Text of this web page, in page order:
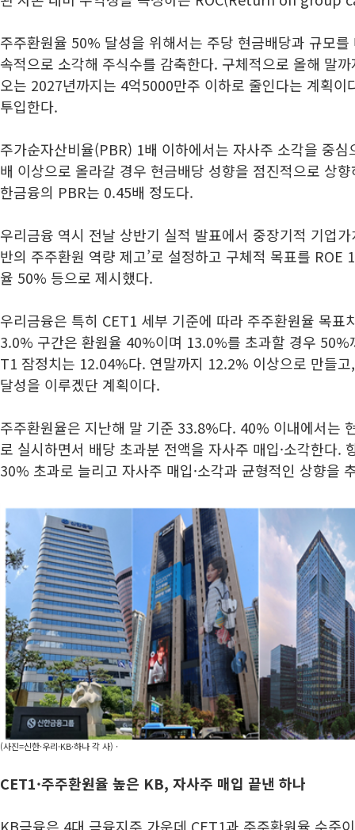
주주환원율 50% 달성을 위해서는 주당 현금배당과 규모
속적으로 소각해 주식수를 감축한다. 구체적으로 올해 말
오는 2027년까지는 4억5000만주 이하로 줄인다는 계획이
투입한다.
주가순자산비율(PBR) 1배 이하에서는 자사주 소각을 중
배 이상으로 올라갈 경우 현금배당 성향을 점진적으로 상
한금융의 PBR는 0.45배 정도다.
우리금융 역시 전날 상반기 실적 발표에서 중장기적 기업
반의 주주환원 역량 제고’로 설정하고 구체적 목표를
율 50% 등으로 제시했다.
우리금융은 특히 CET1 세부 기준에 따라 주주환원율 목
3.0% 구간은 환원율 40%이며 13.0%를 초과할 경우 50%
T1 잠정치는 12.04%다. 연말까지 12.2% 이상으로 만들
달성을 이루겠단 계획이다.
주주환원율은 지난해 말 기준 33.8%다. 40% 이내에서는
로 실시하면서 배당 초과분 전액을 자사주 매입·소각한다.
30% 초과로 늘리고 자사주 매입·소각과 균형적인 상향을
(사진=신한·우리·KB·하나 각 사) ·
CET1·주주환원율 높은 KB, 자사주 매입 끝낸 하나